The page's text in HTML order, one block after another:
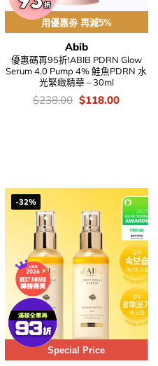
用優惠劵 再減5%
Abib
優惠碼再95折!ABIB PDRN Glow
Serum 4.0 Pump 4% 鮭魚PDRN 水
光緊緻精華 – 30ml
價
$238.00 Original
$118.00Current
-32%
Special Price